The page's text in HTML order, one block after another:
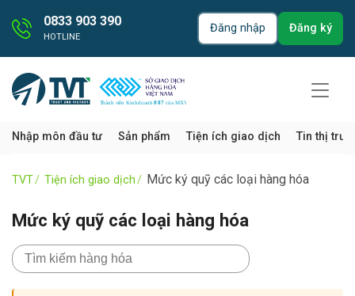
0833 903 390
HOTLINE
Đăng nhập Đăng ký
Nhập môn đầu tư Sản phẩm Tiện ích giao dịch Tin thị
TVT Tiện ích giao dịch Mức ký quỹ các loại hàng hóa
Mức ký quỹ các loại hàng hóa